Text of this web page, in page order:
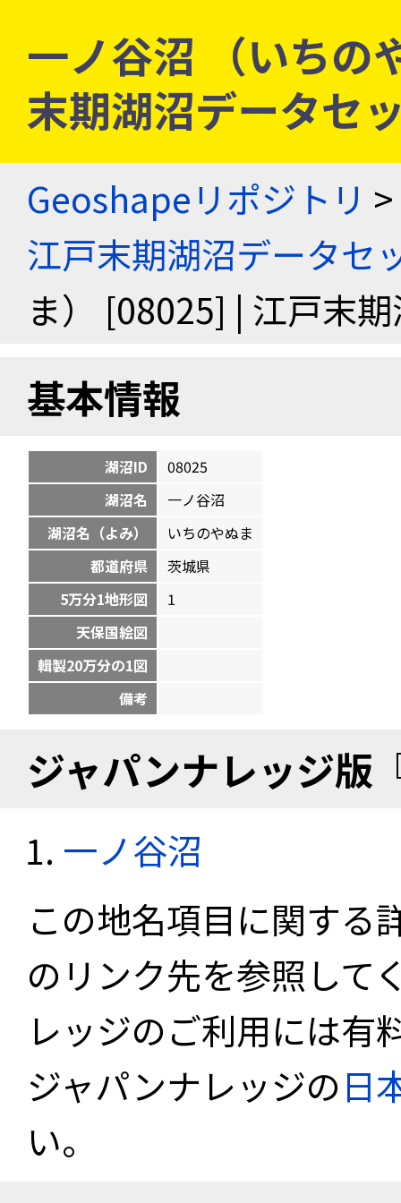
一ノ谷沼 （いち
末期湖沼データセ
Geoshapeリポジトリ >
江戸末期湖沼データセ
ま） [08025] | 江戸末
基本情報
湖沼ID
08025
湖沼名
一ノ谷沼
湖沼名（よみ）
いちのやぬま
都道府県
茨城県
5万分1地形図
1
天保国絵図
輯製20万分の1図
備考
ジャパンナレッジ版
一ノ谷沼
この地名項目に関する
のリンク先を参照して
レッジのご利用には有
ジャパンナレッジの日
い。